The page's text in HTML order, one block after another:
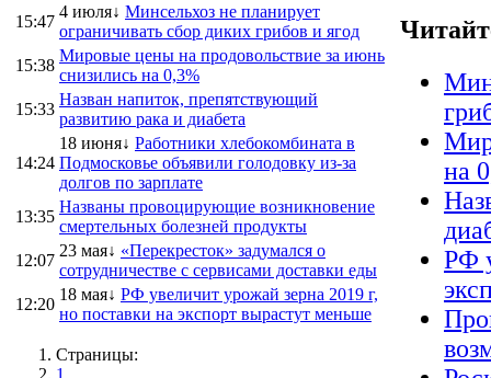
15:47
4 июля↓ Минсельхоз не планирует
ограничивать сбор диких грибов и ягод
15:38
Мировые цены на продовольствие за июнь
снизились на 0,3%
15:33
Назван напиток, препятствующий
развитию рака и диабета
14:24
18 июня↓ Работники хлебокомбината в
Подмосковье объявили голодовку из-за
долгов по зарплате
13:35
Названы провоцирующие возникновение
смертельных болезней продукты
12:07
23 мая↓ «Перекресток» задумался о
сотрудничестве с сервисами доставки еды
12:20
18 мая↓ РФ увеличит урожай зерна 2019 г,
но поставки на экспорт вырастут меньше
Страницы:
1
на
РФ